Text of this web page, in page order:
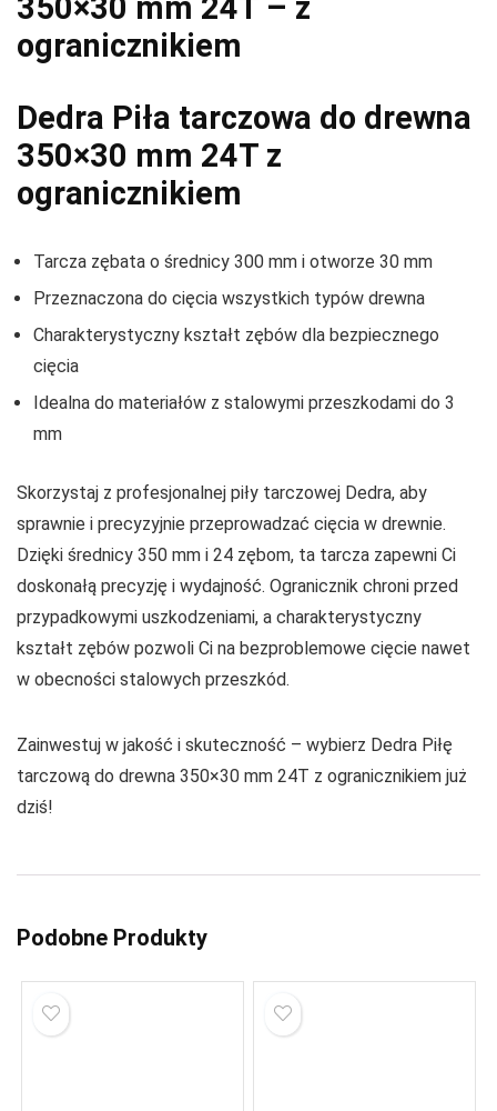
350×30 mm 24T – z
ogranicznikiem
Dedra Piła tarczowa do drewna
350×30 mm 24T z
ogranicznikiem
Tarcza zębata o średnicy 300 mm i otworze 30 mm
Przeznaczona do cięcia wszystkich typów drewna
Charakterystyczny kształt zębów dla bezpiecznego
cięcia
Idealna do materiałów z stalowymi przeszkodami do 3
mm
Skorzystaj z profesjonalnej piły tarczowej Dedra, aby
sprawnie i precyzyjnie przeprowadzać cięcia w drewnie.
Dzięki średnicy 350 mm i 24 zębom, ta tarcza zapewni Ci
doskonałą precyzję i wydajność. Ogranicznik chroni przed
przypadkowymi uszkodzeniami, a charakterystyczny
kształt zębów pozwoli Ci na bezproblemowe cięcie nawet
w obecności stalowych przeszkód.
Zainwestuj w jakość i skuteczność – wybierz Dedra Piłę
tarczową do drewna 350×30 mm 24T z ogranicznikiem już
dziś!
Podobne Produkty